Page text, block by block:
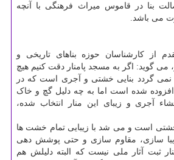
بنا در قاموس میراث فرهنگی با آنچه
می باشد.
از کارشناسان حوزه بناهای تاریخی و
می گوید: اگر به مسجد پامنار دقت کنیم هیچ
نمی گردد بنایی خشتی و آجری است که در
افزوده شده است اما به چه دلیل گچ و خاک
آجری و زیبای این منار انتخاب شده،
خشتی است و می شد با زیبایی تمام خشت ها
زیبا سازی، مقاوم سازی و حتی پوشش دهی
ثبت آثار ملی نیست که البته دلیلش هم